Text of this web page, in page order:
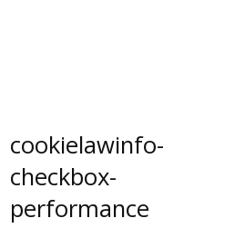
cookielawinfo-
checkbox-
performance